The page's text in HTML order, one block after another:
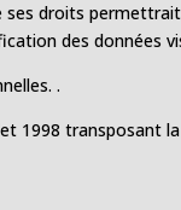
droits
des données
.
1998 transposant